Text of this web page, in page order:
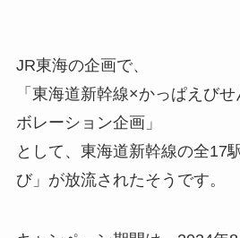
JR東海の企画で、
「東海道新幹線×かっぱえび
ボレーション企画」
として、東海道新幹線の全17
び」が放流されたそうです。